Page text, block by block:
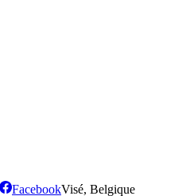
FacebookVisé, Belgique